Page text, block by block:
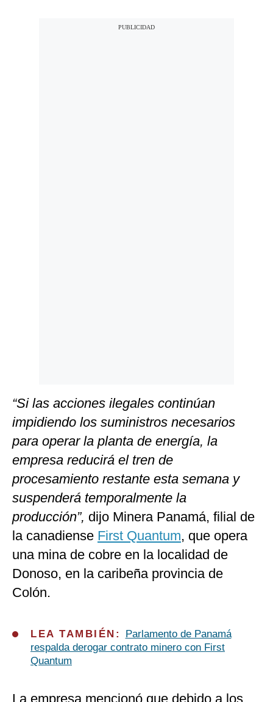
“Si las acciones ilegales continúan
impidiendo los suministros necesarios
para operar la planta de energía, la
empresa reducirá el tren de
procesamiento restante esta semana y
suspenderá temporalmente la
producción”, dijo Minera Panamá, filial de
la canadiense First Quantum, que opera
una mina de cobre en la localidad de
Donoso, en la caribeña provincia de
Colón.
LEA TAMBIÉN:
Parlamento de Panamá
respalda derogar contrato minero con First
Quantum
La empresa mencionó que debido a los